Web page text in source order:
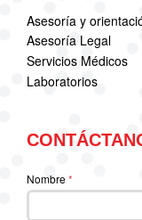
Asesoría y
Asesoría Legal
Servicios Médicos
Laboratorios
Nombre*